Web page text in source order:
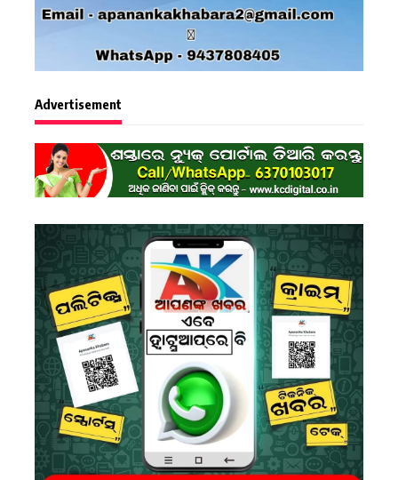
Advertisement